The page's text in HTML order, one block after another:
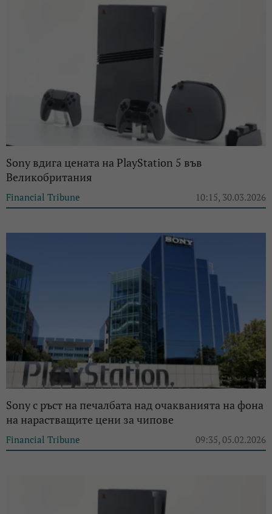
Sony вдига цената на PlayStation 5 във
Великобритания
Financial Tribune 10:15, 30.03.2026
Sony с ръст на печалбата над очакванията на фона
на нарастващите цени за чипове
Financial Tribune 09:35, 05.02.2026